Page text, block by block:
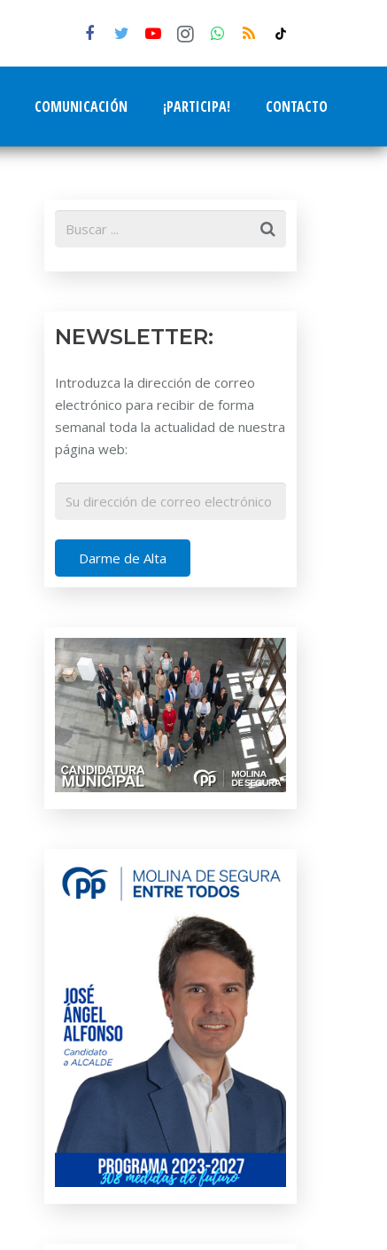
tiktok
COMUNICACIÓN ¡PARTICIPA! CONTACTO
NEWSLETTER:
Introduzca la dirección de correo
electrónico para recibir de forma
semanal toda la actualidad de nuestra
página web: